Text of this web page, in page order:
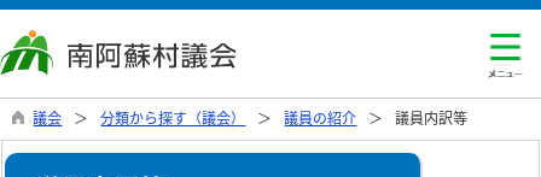
議会 分類から探す（議会） 議員の紹介 議員内訳等